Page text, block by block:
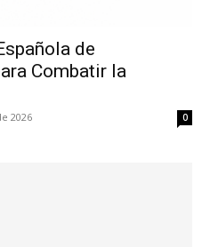
de
Combatir la
2026 0